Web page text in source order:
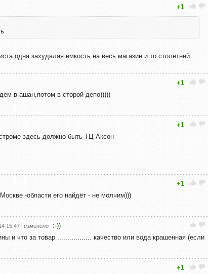
+1
одна захудалая ёмкость на весь магазин и то столетней
+1
в ашан,потом в сторой депо)))))
+1
здесь должно быть ТЦ Аксон
+1
-области его найдёт - не молчим)))
15:47 изменено
:-))
и что за товар ................. качество или вода крашенная (если
+1